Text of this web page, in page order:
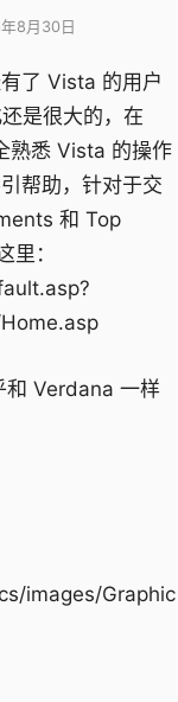
8月30日
了 Vista 的用户
是很大的，在
熟悉 Vista 的操作
帮助，针对于交
和 Top
里：
Verdana 一样
images/Graphic